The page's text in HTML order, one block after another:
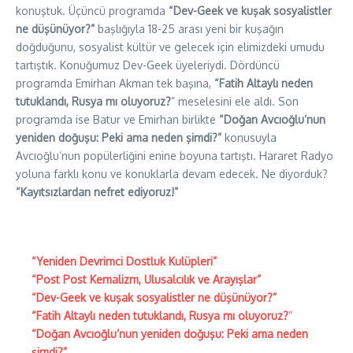
konuştuk. Üçüncü programda “Dev-Geek ve kuşak sosyalistler
ne düşünüyor?” başlığıyla 18-25 arası yeni bir kuşağın
doğduğunu, sosyalist kültür ve gelecek için elimizdeki umudu
tartıştık. Konuğumuz Dev-Geek üyeleriydi. Dördüncü
programda Emirhan Akman tek başına, “Fatih Altaylı neden
tutuklandı, Rusya mı oluyoruz?” meselesini ele aldı. Son
programda ise Batur ve Emirhan birlikte “Doğan Avcıoğlu’nun
yeniden doğuşu: Peki ama neden şimdi?” konusuyla
Avcıoğlu’nun popülerliğini enine boyuna tartıştı. Hararet Radyo
yoluna farklı konu ve konuklarla devam edecek. Ne diyorduk?
“Kayıtsızlardan nefret ediyoruz!”
“Yeniden Devrimci Dostluk Kulüpleri”
“Post Post Kemalizm, Ulusalcılık ve Arayışlar”
“Dev-Geek ve kuşak sosyalistler ne düşünüyor?”
“Fatih Altaylı neden tutuklandı, Rusya mı oluyoruz?”
“Doğan Avcıoğlu’nun yeniden doğuşu: Peki ama neden